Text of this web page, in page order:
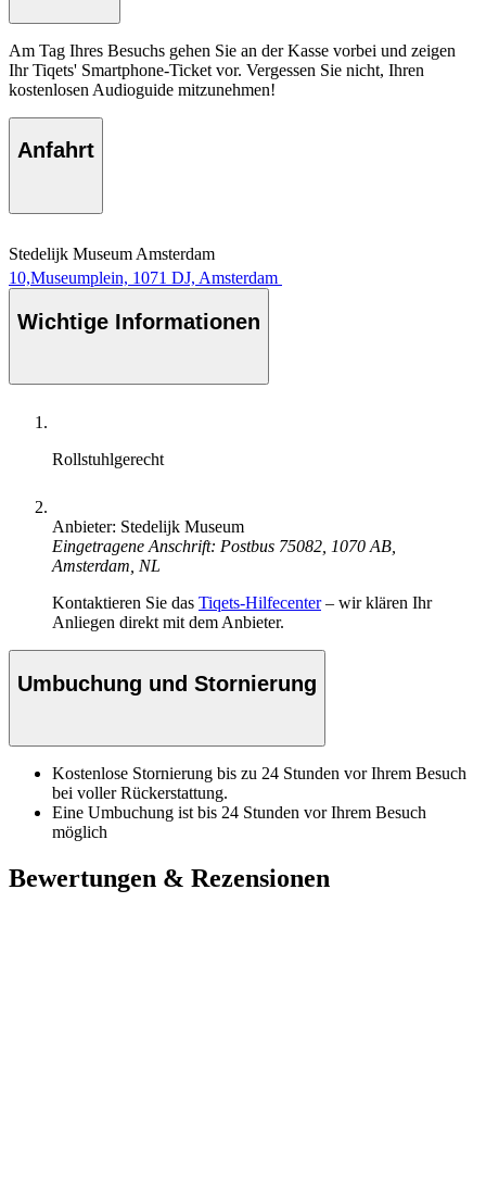
Am Tag Ihres Besuchs gehen Sie an der Kasse vorbei und zeigen
Ihr Tiqets' Smartphone-Ticket vor. Vergessen Sie nicht, Ihren
kostenlosen Audioguide mitzunehmen!
Anfahrt
Stedelijk Museum Amsterdam
10,Museumplein, 1071 DJ, Amsterdam
Wichtige Informationen
Rollstuhlgerecht
Anbieter: Stedelijk Museum
Eingetragene Anschrift: Postbus 75082, 1070 AB,
Amsterdam, NL
Kontaktieren Sie das Tiqets-Hilfecenter– wir klären Ihr
Anliegen direkt mit dem Anbieter.
Umbuchung und Stornierung
Kostenlose Stornierung bis zu 24 Stunden vor Ihrem Besuch
bei voller Rückerstattung.
Eine Umbuchung ist bis 24 Stunden vor Ihrem Besuch
möglich
Bewertungen & Rezensionen